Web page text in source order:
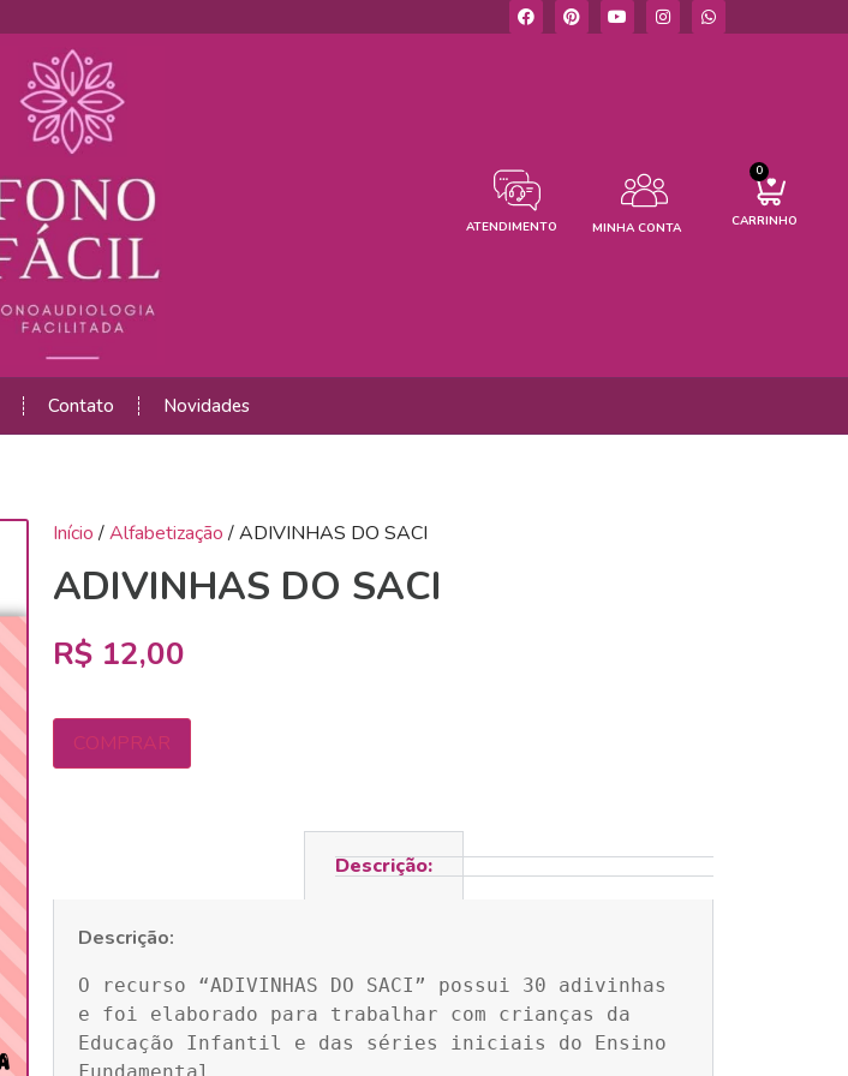
ATENDIMENTO MINHA CONTA
0
CARRINHO
Contato Novidades
Início /Alfabetização / ADIVINHAS DO SACI
ADIVINHAS DO SACI
R$ 12,00
COMPRAR
Descrição:
Descrição:
O recurso “ADIVINHAS DO SACI” possui 30 adivinhas
e foi elaborado para trabalhar com crianças da
Educação Infantil e das séries iniciais do Ensino